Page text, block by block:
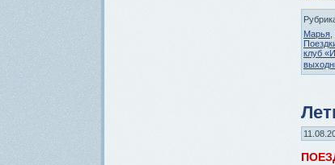
Марья
клуб